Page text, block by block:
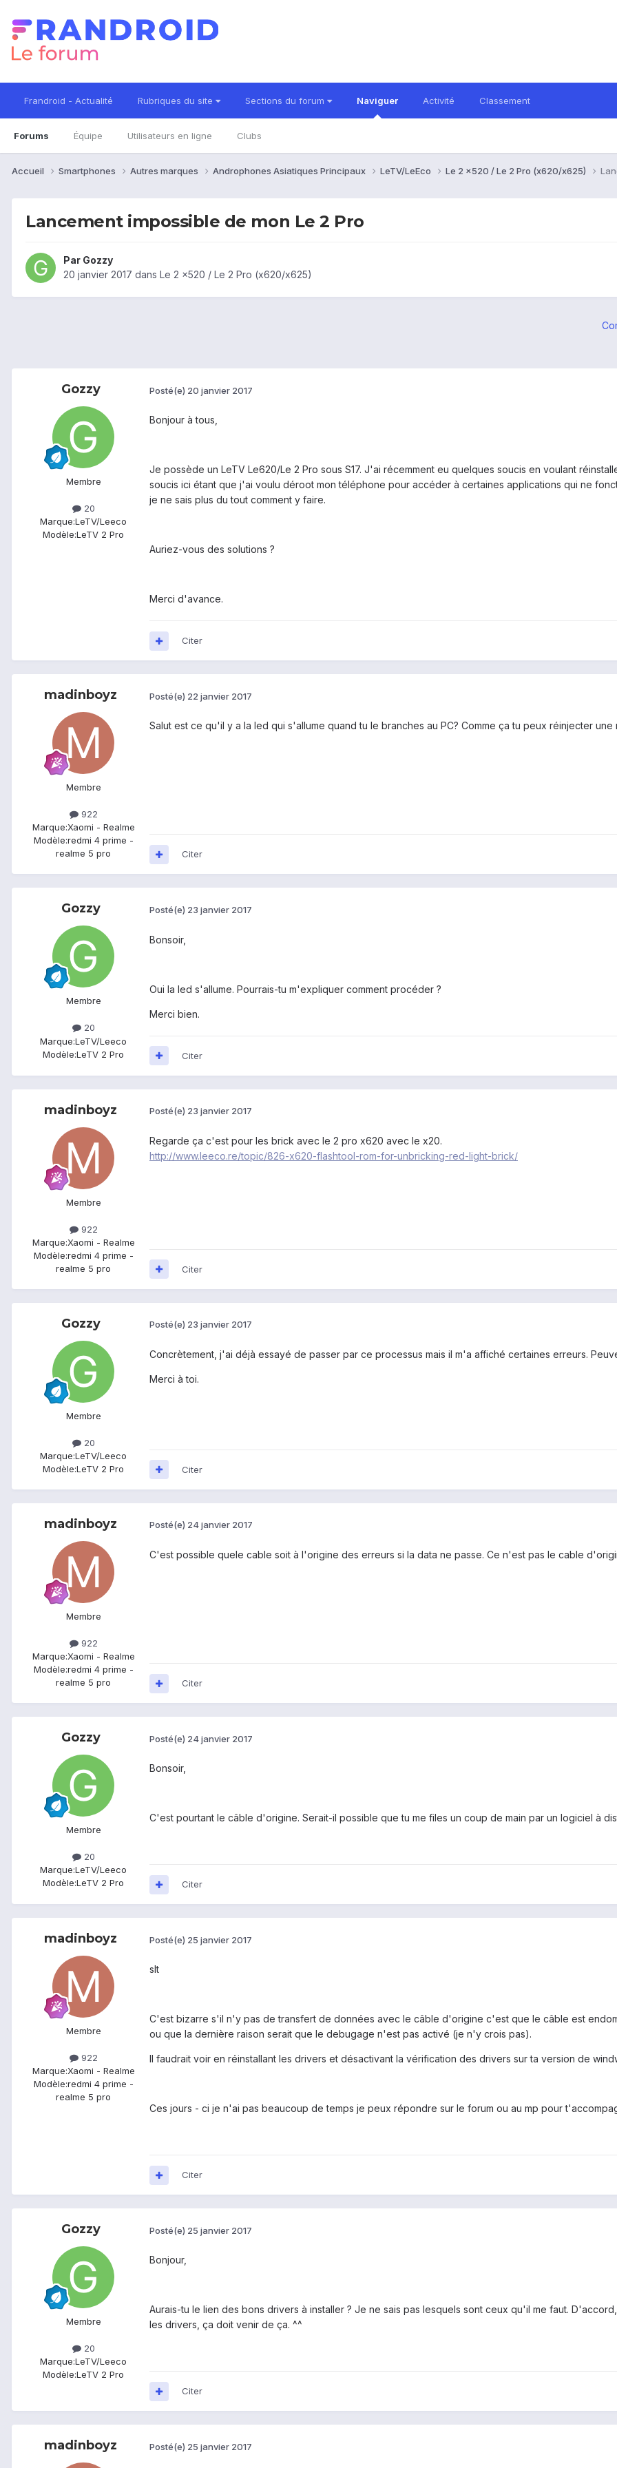
Frandroid - Actualité Rubriques du site Sections du forum Naviguer
Forums Équipe Utilisateurs en ligne Clubs
Activité Classement
Accueil Smartphones Autres marques Androphones Asiatiques Principaux LeTV/LeEco Le 2 x520 / Le 2 Pro (x620/x625)
Lancement impossible de mon Le 2 Pro
Par Gozzy
20 janvier 2017 dans Le 2 x520 / Le 2 Pro (x620/x625)
Gozzy
Membre
20
Marque:LeTV/Leeco
Modèle:LeTV 2 Pro
Posté(e) 20 janvier 2017
Bonjour à tous,
Je possède un LeTV Le620/Le 2 Pro sous S17. J'ai récemment eu quelques soucis en voulant
soucis ici étant que j'ai voulu déroot mon téléphone pour accéder à certaines applications qui ne
je ne sais plus du tout comment y faire.
Auriez-vous des solutions ?
Merci d'avance.
Citer
madinboyz
Membre
922
Marque:Xaomi - Realme
Modèle:redmi 4 prime -
realme 5 pro
Posté(e) 22 janvier 2017
Salut est ce qu'il y a la led qui s'allume quand tu le branches au PC? Comme ça tu peux réinjecter
Citer
Gozzy
Membre
20
Marque:LeTV/Leeco
Modèle:LeTV 2 Pro
Posté(e) 23 janvier 2017
Bonsoir,
Oui la led s'allume. Pourrais-tu m'expliquer comment procéder ?
Merci bien.
Citer
madinboyz
Membre
922
Marque:Xaomi - Realme
Modèle:redmi 4 prime -
realme 5 pro
Posté(e) 23 janvier 2017
Regarde ça c'est pour les brick avec le 2 pro x620 avec le x20.
http://www.leeco.re/topic/826-x620-flashtool-rom-for-unbricking-red-light-brick/
Citer
Gozzy
Membre
20
Marque:LeTV/Leeco
Modèle:LeTV 2 Pro
Posté(e) 23 janvier 2017
Concrètement, j'ai déjà essayé de passer par ce processus mais il m'a affiché certaines erreurs.
Merci à toi.
Citer
madinboyz
Membre
922
Marque:Xaomi - Realme
Modèle:redmi 4 prime -
realme 5 pro
Posté(e) 24 janvier 2017
C'est possible quele cable soit à l'origine des erreurs si la data ne passe. Ce n'est pas le cable
Citer
Gozzy
Membre
20
Marque:LeTV/Leeco
Modèle:LeTV 2 Pro
Posté(e) 24 janvier 2017
Bonsoir,
C'est pourtant le câble d'origine. Serait-il possible que tu me files un coup de main par un logiciel à
Citer
madinboyz
Membre
922
Marque:Xaomi - Realme
Modèle:redmi 4 prime -
realme 5 pro
Posté(e) 25 janvier 2017
slt
C'est bizarre s'il n'y pas de transfert de données avec le câble d'origine c'est que le câble est
ou que la dernière raison serait que le debugage n'est pas activé (je n'y crois pas).
Il faudrait voir en réinstallant les drivers et désactivant la vérification des drivers sur ta version de
Ces jours - ci je n'ai pas beaucoup de temps je peux répondre sur le forum ou au mp pour
Citer
Gozzy
Membre
20
Marque:LeTV/Leeco
Modèle:LeTV 2 Pro
Posté(e) 25 janvier 2017
Bonjour,
Aurais-tu le lien des bons drivers à installer ? Je ne sais pas lesquels sont ceux qu'il me faut.
les drivers, ça doit venir de ça. ^^
Citer
madinboyz Posté(e) 25 janvier 2017